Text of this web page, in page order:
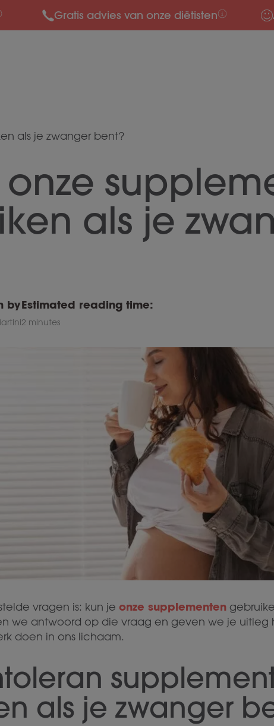
Gratis advies van onze diëtisten
als je zwanger bent?
onze
als je
byEstimated reading time:
2 minutes
vragen is: kun je onze supplementen
we antwoord op die vraag en geven we je uitleg
doen in ons lichaam.
als je zwanger